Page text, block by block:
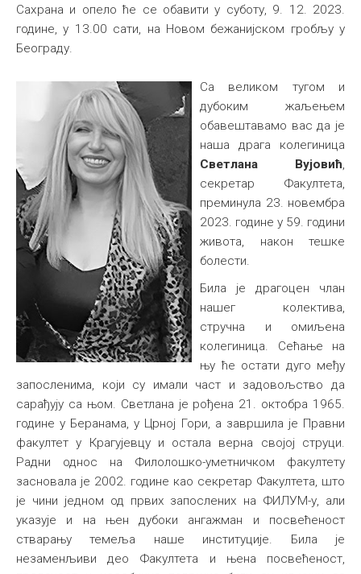
Сахрана и опело ће се обавити у суботу, 9. 12. 2023.
године, у 13.00 сати, на Новом бежанијском гробљу у
Београду.
Са великом тугом и
дубоким жаљењем
обавештавамо вас да је
наша драга колегиница
Светлана Вујовић,
секретар Факултета,
преминула 23. новембра
2023. године у 59. години
живота, након тешке
болести.
Била је драгоцен члан
нашег колектива,
стручна и омиљена
колегиница. Сећање на
њу ће остати дуго међу
запосленима, који су имали част и задовољство да
сарађују са њом. Светлана је рођена 21. октобра 1965.
године у Беранама, у Црној Гори, а завршила је Правни
факултет у Крагујевцу и остала верна својој струци.
Радни однос на Филолошко-уметничком факултету
засновала је 2002. године као секретар Факултета, што
је чини једном од првих запослених на ФИЛУМ-у, али
указује и на њен дубоки ангажман и посвећеност
стварању темеља наше институције. Била је
незаменљиви део Факултета и њена посвећеност,